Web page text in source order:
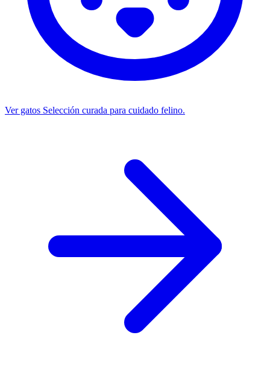
Ver gatos Selección curada para cuidado felino.